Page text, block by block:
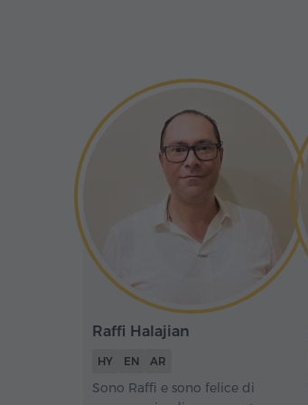
Raffi Halajian
HY EN AR
Sono Raffi e sono felice di